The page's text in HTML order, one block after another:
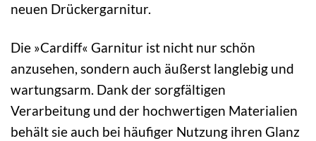
neuen Drückergarnitur.
Die »Cardiff« Garnitur ist nicht nur schön
anzusehen, sondern auch äußerst langlebig und
wartungsarm. Dank der sorgfältigen
Verarbeitung und der hochwertigen Materialien
behält sie auch bei häufiger Nutzung ihren Glanz